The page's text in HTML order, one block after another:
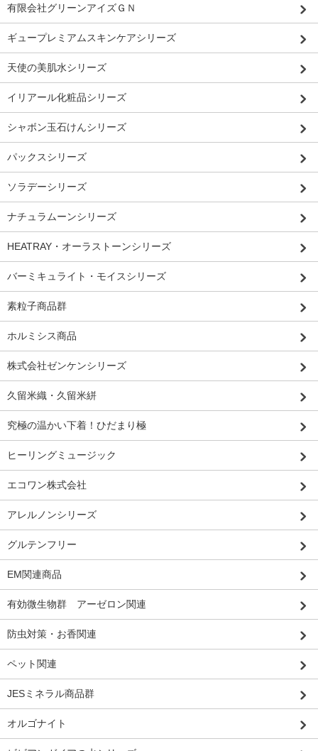
有限会社グリーンアイズＧＮ
ギュープレミアムスキンケアシリーズ
天使の美肌水シリーズ
イリアール化粧品シリーズ
シャボン玉石けんシリーズ
パックスシリーズ
ソラデーシリーズ
ナチュラムーンシリーズ
HEATRAY・オーラストーンシリーズ
バーミキュライト・モイスシリーズ
素粒子商品群
ホルミシス商品
株式会社ゼンケンシリーズ
久留米織・久留米絣
究極の温かい下着！ひだまり極
ヒーリングミュージック
エコワン株式会社
アレルノンシリーズ
グルテンフリー
EM関連商品
有効微生物群 アーゼロン関連
防虫対策・お香関連
ペット関連
JESミネラル商品群
オルゴナイト